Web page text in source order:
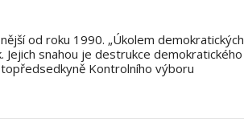
od roku 1990. „Úkolem demokratických
snahou je destrukce demokratického
Kontrolního výboru